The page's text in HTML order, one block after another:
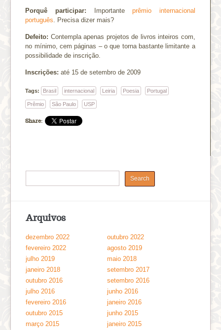
Porquê participar: Importanteprêmio internacional
português . Precisa dizer mais?
Defeito: Contempla apenas projetos de livros inteiros com,
no mínimo, cem páginas – o que torna bastante limitante a
possibilidade de inscrição.
Inscrições: até 15 de setembro de 2009
Tags: Brasil internacional Leiria Poesia Portugal
Prêmio São Paulo USP
Share:
Arquivos
dezembro 2022
outubro 2022
fevereiro 2022
agosto 2019
julho 2019
maio 2018
janeiro 2018
setembro 2017
outubro 2016
setembro 2016
julho 2016
junho 2016
fevereiro 2016
janeiro 2016
outubro 2015
junho 2015
março 2015
janeiro 2015